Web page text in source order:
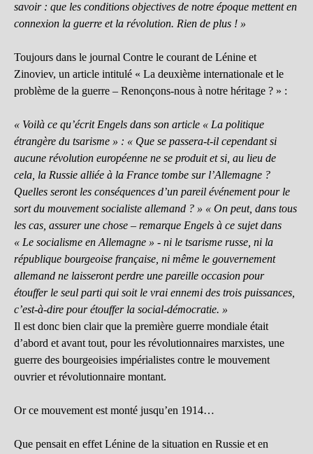
savoir : que les conditions objectives de notre époque mettent en
connexion la guerre et la révolution. Rien de plus ! »
Toujours dans le journal Contre le courant de Lénine et
Zinoviev, un article intitulé « La deuxième internationale et le
problème de la guerre – Renonçons-nous à notre héritage ? » :
« Voilà ce qu’écrit Engels dans son article « La politique
étrangère du tsarisme » : « Que se passera-t-il cependant si
aucune révolution européenne ne se produit et si, au lieu de
cela, la Russie alliée à la France tombe sur l’Allemagne ?
Quelles seront les conséquences d’un pareil événement pour le
sort du mouvement socialiste allemand ? » « On peut, dans tous
les cas, assurer une chose – remarque Engels à ce sujet dans
« Le socialisme en Allemagne » - ni le tsarisme russe, ni la
république bourgeoise française, ni même le gouvernement
allemand ne laisseront perdre une pareille occasion pour
étouffer le seul parti qui soit le vrai ennemi des trois puissances,
c’est-à-dire pour étouffer la social-démocratie. »
Il est donc bien clair que la première guerre mondiale était
d’abord et avant tout, pour les révolutionnaires marxistes, une
guerre des bourgeoisies impérialistes contre le mouvement
ouvrier et révolutionnaire montant.
Or ce mouvement est monté jusqu’en 1914…
Que pensait en effet Lénine de la situation en Russie et en